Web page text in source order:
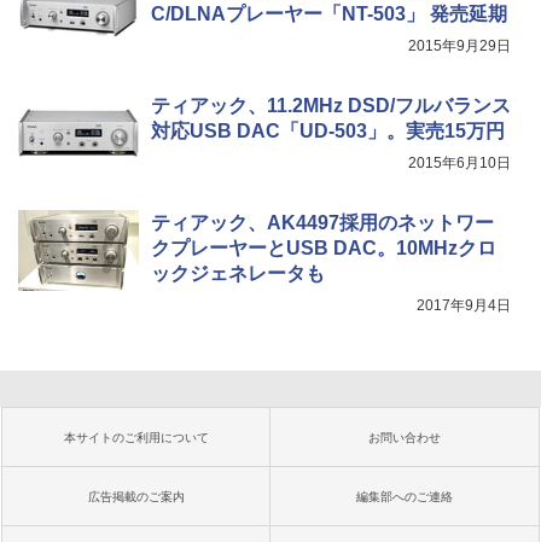
C/DLNAプレーヤー「NT-503」 発売延期
2015年9月29日
ティアック、11.2MHz DSD/フルバランス
対応USB DAC「UD-503」。実売15万円
2015年6月10日
ティアック、AK4497採用のネットワー
クプレーヤーとUSB DAC。10MHzクロ
ックジェネレータも
2017年9月4日
本サイトのご利用について お問い合わせ
広告掲載のご案内 編集部へのご連絡